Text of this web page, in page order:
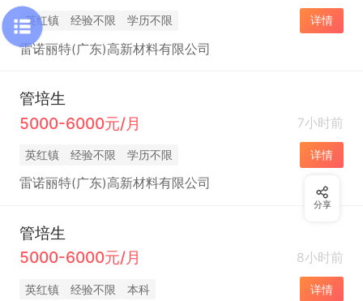
英红镇 经验不限 学历不限 详情
雷诺丽特(广东)高新材料有限公司
管培生
5000-6000元/月
7小时前
英红镇 经验不限 学历不限 详情
雷诺丽特(广东)高新材料有限公司
管培生
5000-6000元/月
8小时前
英红镇 经验不限 本科 详情
分享